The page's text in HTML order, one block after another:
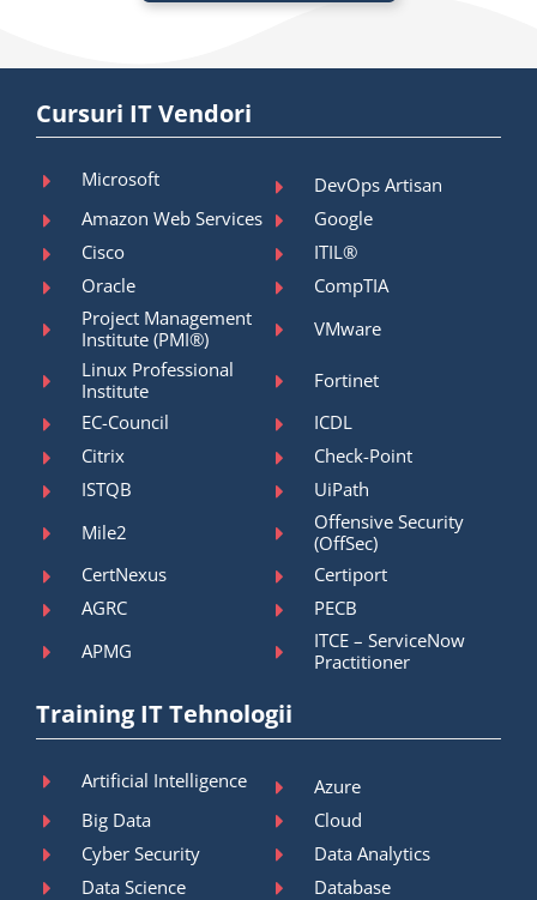
Cursuri IT Vendori
Microsoft
DevOps Artisan
Amazon Web Services
Google
Cisco
ITIL®
Oracle
CompTIA
Project Management
Institute (PMI®)
VMware
Linux Professional
Institute
Fortinet
EC-Council
ICDL
Citrix
Check-Point
ISTQB
UiPath
Mile2
Offensive Security
(OffSec)
CertNexus
Certiport
AGRC
PECB
APMG
ITCE – ServiceNow
Practitioner
Training IT Tehnologii
Artificial Intelligence
Azure
Big Data
Cloud
Cyber Security
Data Analytics
Data Science
Database